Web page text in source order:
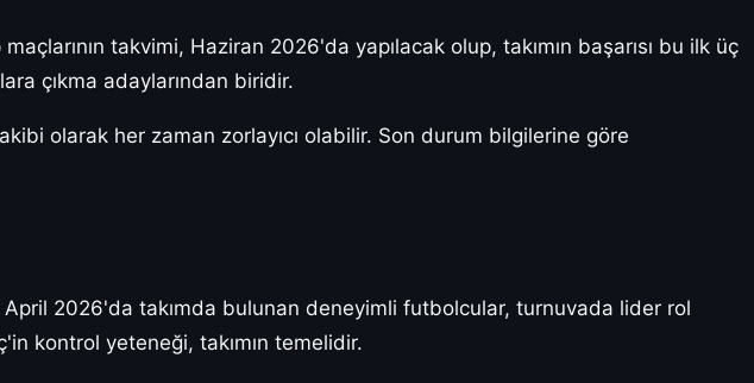
takvimi, Haziran 2026'da yapılacak olup, takımın başarısı bu ilk üç
çıkma adaylarından biridir.
olarak her zaman zorlayıcı olabilir. Son durum bilgilerine göre
2026'da takımda bulunan deneyimli futbolcular, turnuvada lider rol
kontrol yeteneği, takımın temelidir.